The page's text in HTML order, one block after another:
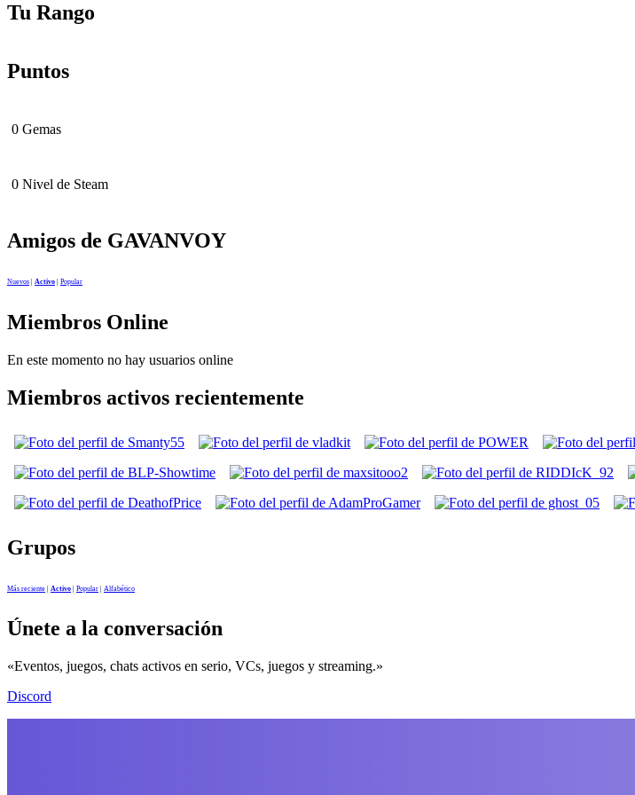
Tu Rango
Puntos
0 Gemas
0 Nivel de Steam
Amigos de GAVANVOY
Nuevos Activo Popular
Miembros Online
En este momento no hay usuarios online
Miembros activos recientemente
Grupos
Más reciente | Activo | Popular | Alfabético
Únete a la conversación
«Eventos, juegos, chats activos en serio, VCs, juegos y streaming.»
Discord